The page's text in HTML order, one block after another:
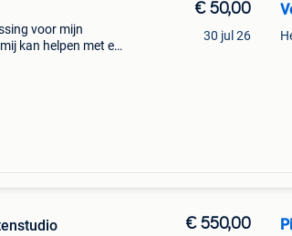
voor mijn
kan helpen met een
€ 50,00
30 jul 26
€ 550,00